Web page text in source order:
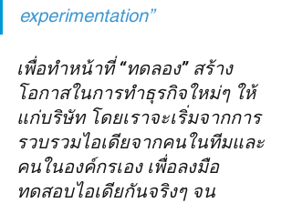
experimentation”
เพื่อทำหน้าที่ “ทดลอง” สร้าง
โอกาสในการทำธุรกิจใหม่ๆ ให้
แก่บริษัท โดยเราจะเริ่มจากการ
รวบรวมไอเดียจากคนในทีมและ
คนในองค์กรเอง เพื่อลงมือ
ทดสอบไอเดียกันจริงๆ จน